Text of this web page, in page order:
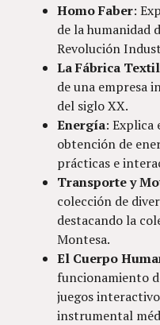
Homo Faber:
de la humanidad
Revolución
La Fábrica Textil
de una empresa
del siglo XX.
Energía: Explica
obtención de
prácticas e
Transporte y
colección de
destacando la
Montesa.
El Cuerpo
funcionamiento
juegos
instrumental